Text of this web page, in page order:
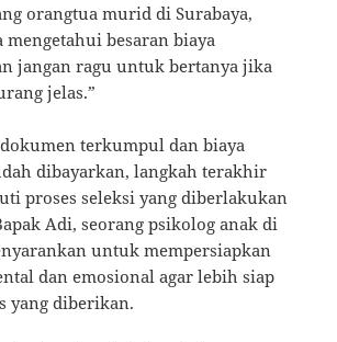
orangtua murid di Surabaya,
mengetahui besaran biaya
jangan ragu untuk bertanya jika
jelas.”
dokumen terkumpul dan biaya
dibayarkan, langkah terakhir
proses seleksi yang diberlakukan
Adi, seorang psikolog anak di
untuk mempersiapkan
dan emosional agar lebih siap
yang diberikan.